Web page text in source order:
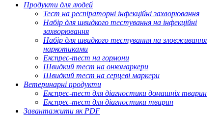
Продукти для людей
Тест на респіраторні інфекційні захворювання
Набір для швидкого тестування на інфекційні
захворювання
Набір для швидкого тестування на зловживання
наркотиками
Експрес-тест на гормони
Швидкий тест на онкомаркери
Швидкий тест на серцеві маркери
Ветеринарні продукти
Експрес-тест для діагностики домашніх тварин
Експрес-тест для діагностики тварин
Завантажити як PDF